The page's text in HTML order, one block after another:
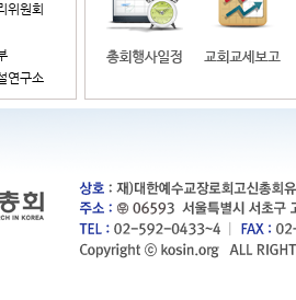
위원회
연구소